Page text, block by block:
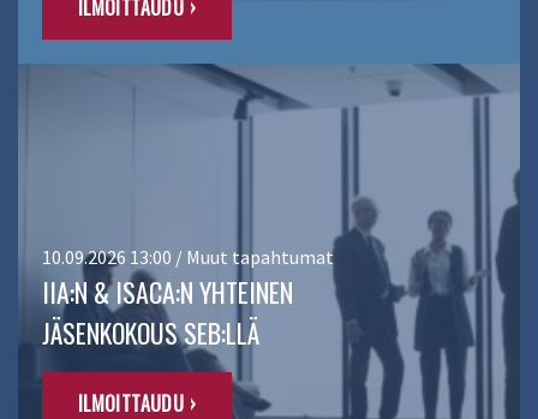
ILMOITTAUDU ›
10.09.2026 13:00 / Muut tapahtumat
IIA:N & ISACA:N YHTEINEN
JÄSENKOKOUS SEB:LLÄ
ILMOITTAUDU ›